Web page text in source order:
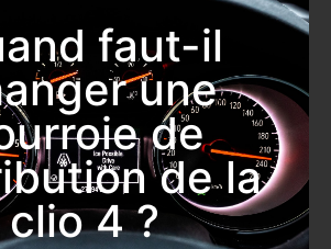
faut-il
une
de
de la
clio 4 ?